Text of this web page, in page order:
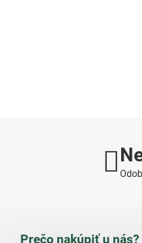
Prečo nakúpiť u nás?